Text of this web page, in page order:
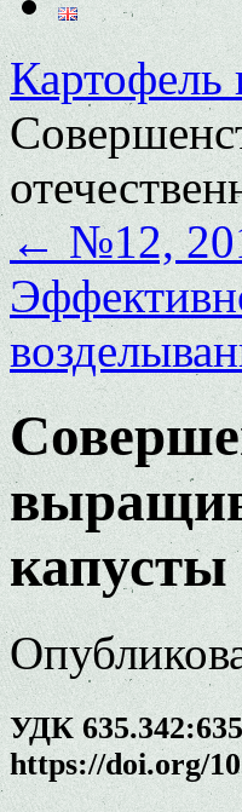
←№12,
капусты
УДК
https://doi.org/